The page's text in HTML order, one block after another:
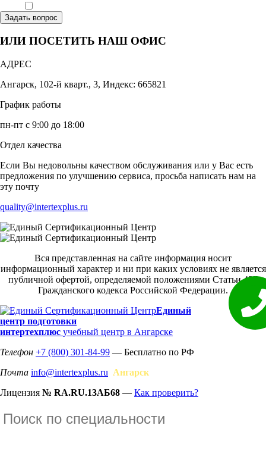
Задать вопрос
ИЛИ ПОСЕТИТЬ НАШ ОФИС
АДРЕС
Ангарск, 102-й кварт., 3, Индекс: 665821
График работы
пн-пт с 9:00 до 18:00
Отдел качества
Если Вы недовольны качеством обслуживания или у Вас есть
предложения по улучшению сервиса, просьба написать нам на
эту почту
quality@intertexplus.ru
Вся представленная на сайте информация носит
информационный характер и ни при каких условиях не является
публичной офертой, определяемой положениями Статьи 437
Гражданского кодекса Российской Федерации.
Единый
центр подготовки
интертехплюс учебный центр в Ангарске
Телефон +7 (800) 301-84-99 — Бесплатно по РФ
Почта info@intertexplus.ru Ангарск
Лицензия № RA.RU.13АБ68 — Как проверить?